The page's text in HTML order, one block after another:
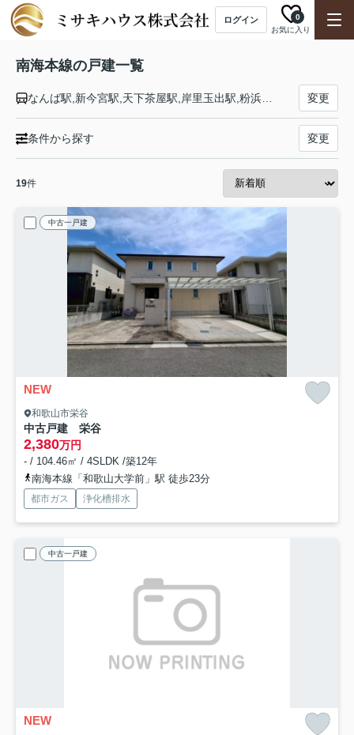
ログイン
お気に入り
0
南海本線の戸建一覧
変更
条件から探す 変更
19件
中古一戸建
NEW
和歌山市栄谷
中古戸建 栄谷
2,380万円
- / 104.46㎡ / 4SLDK /築12年
南海本線「和歌山大学前」駅 徒歩23分
都市ガス 浄化槽排水
中古一戸建
NEW